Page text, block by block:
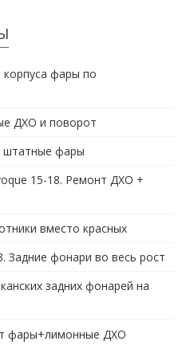
корпуса фары по
ДХО и поворот
штатные фары
15-18. Ремонт ДХО +
вместо красных
Задние фонари во весь рост
задних фонарей на
фары+лимонные ДХО